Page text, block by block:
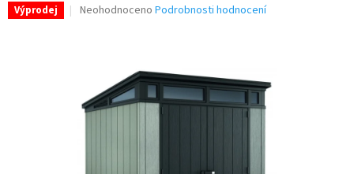
Výprodej
Průměrné
5
hvězdiček.
Neohodnoceno Podrobnosti hodnocení